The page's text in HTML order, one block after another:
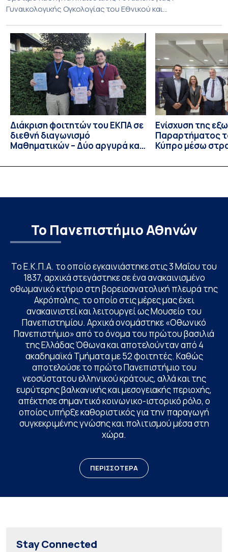
Γυναικολογικής Ογκολογίας του Εθνικού και
Διευθυντή της Α’ Μαιευτικής και Γυναικολογικής Κλινικής,
στο Νοσοκομείο «Αλεξάνδρα». Η διαδρομή του υπήρξε
συνεχής και ανοδική μέσα στην ίδια Κλινική, την οποία
υπηρέτησε από κάθε θέση: Επιμελητής Β’ Ε.Σ.Υ.
(1997‑2002), Επίκουρος […]
Διάκριση φοιτητών του ΕΚΠΑ σε
διεθνή διαγωνισμό
Μαθηματικών – Δύο αργυρά και
Ενίσχυση της
Παραρτήματος
Κύπρο μέσω
Το Πανεπιστήμιο Αθηνών
Το Ε.Κ.Π.Α. το οποίο εγκαινιάστηκε στις 3 Μαΐου του
1837, αρχικά στεγάστηκε σε ένα ανακαινισμένο
οθωμανικό κτήριο στη βορειοανατολική πλευρά της
Ακρόπολης, το οποίο στις μέρες μας έχει
ανακαινιστεί και λειτουργεί ως Μουσείο του
Πανεπιστημίου. Αρχικά ονομάστηκε «Οθωνικό
Πανεπιστήμιο» από το όνομα του πρώτου βασιλιά
της Ελλάδας Όθωνα και αποτελούνταν από 4
ακαδημαϊκά Τμήματα με 52 φοιτητές. Καθώς
αποτελούσε το πρώτο Πανεπιστήμιο του
νεοσύστατου ελληνικού κράτους, αλλά και της
ευρύτερης βαλκανικής και μεσογειακής περιοχής,
απέκτησε σημαντικό κοινωνικο-ιστορικό ρόλο, ο
οποίος υπήρξε καθοριστικός για την παραγωγή
συγκεκριμένης γνώσης και πολιτισμού μέσα στη
χώρα.
ΠΕΡΙΣΣΟΤΕΡΑ
Stay Connected